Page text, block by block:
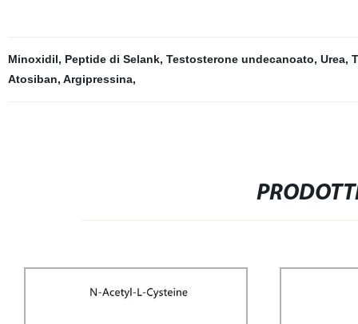
Minoxidil, Peptide di Selank, Testosterone undecanoato, Urea,
Atosiban, Argipressina,